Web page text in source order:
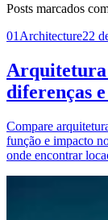
Posts marcados
01 Architecture22
Arquitetura
diferenças
Compare
função e impacto
onde encontrar